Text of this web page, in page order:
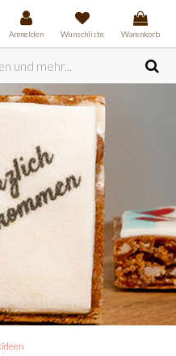
Anmelden Wunschliste Warenkorb